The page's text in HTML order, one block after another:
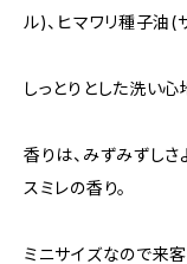
ル)、ヒマワリ種子油(
しっとりとした洗い心
香りは、みずみずしさ
スミレの香り。
ミニサイズなので来